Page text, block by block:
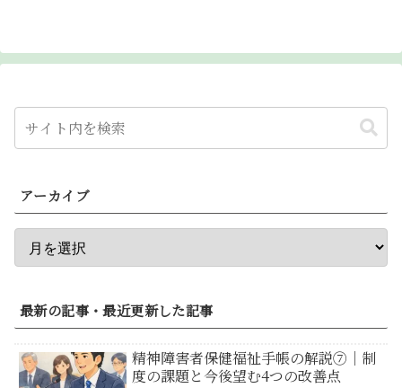
アーカイブ
最新の記事・最近更新した記事
精神障害者保健福祉手帳の解説⑦｜制
度の課題と今後望む4つの改善点